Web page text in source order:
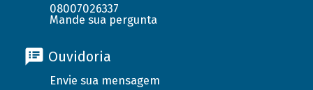
08007026337
Mande sua pergunta
Ouvidoria
Envie sua mensagem